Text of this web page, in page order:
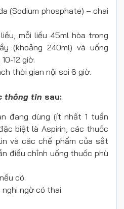
(Sodium phosphate) – chai
mỗi liều 45ml hòa trong
(khoảng 240ml) và uống
12 giờ.
thời gian nội soi 6 giờ.
thông tin sau:
đang dùng (ít nhất 1 tuần
biệt là Aspirin, các thuốc
và các chế phẩm của sắt
điều chỉnh uống thuốc phù
có.
ngờ có thai.